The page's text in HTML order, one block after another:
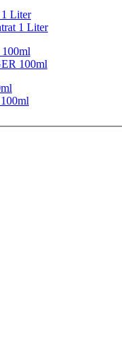
FDG - Spezial - Reiniger Konzentrat 1 Liter
100ml
FDG SERIE - LEDERPFLEGE 100ml